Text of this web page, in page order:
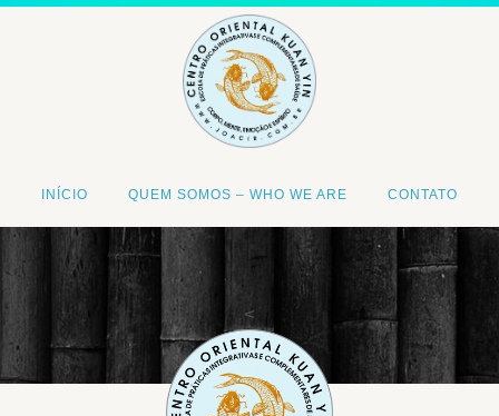
INÍCIO QUEM SOMOS – WHO WE ARE CONTATO
<